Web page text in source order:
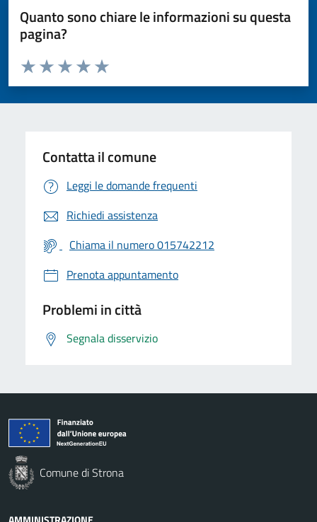
Quanto sono chiare le informazioni su questa
pagina?
Valuta da 1 a 5 stelle la pagina
Valuta 5 stelle su 5
Valuta 4 stelle su 5
Valuta 3 stelle su 5
Valuta 2 stelle su 5
Valuta 1 stelle su 5
Contatta il comune
Leggi le domande frequenti
Richiedi assistenza
Chiama il numero 015742212
Prenota appuntamento
Problemi in città
Segnala disservizio
Comune di Strona